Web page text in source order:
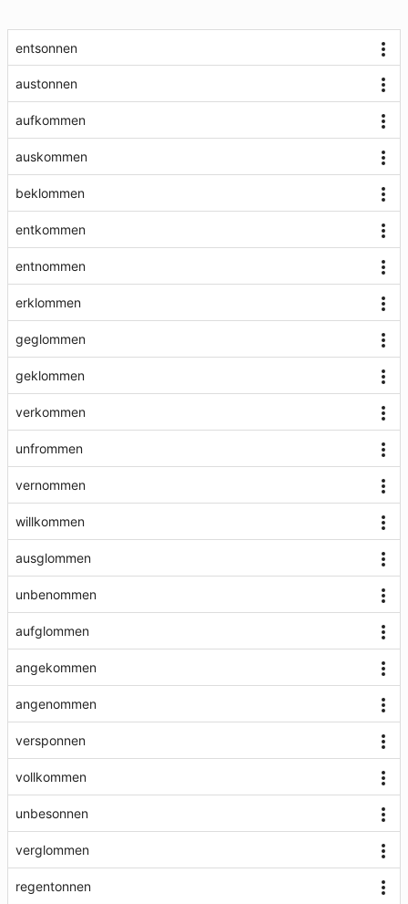
entsonnen
austonnen
aufkommen
auskommen
beklommen
entkommen
entnommen
erklommen
geglommen
geklommen
verkommen
unfrommen
vernommen
willkommen
ausglommen
unbenommen
aufglommen
angekommen
angenommen
versponnen
vollkommen
unbesonnen
verglommen
regentonnen